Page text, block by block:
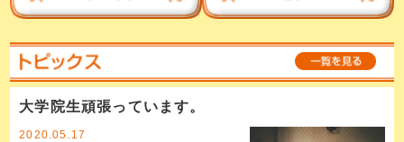
大学院生頑張っています。
2020.05.17